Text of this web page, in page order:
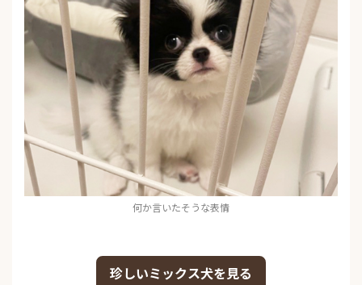
何か言いたそうな表情
珍しいミックス犬を見る